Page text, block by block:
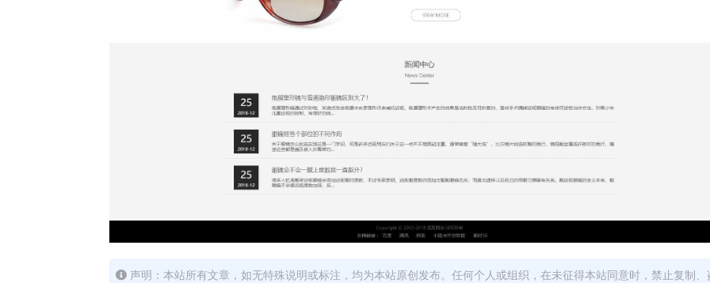
声明：本站所有文章，如无特殊说明或标注，均为本站原创发布。任何个人或组织，在未征得本站同意时，禁止复制、